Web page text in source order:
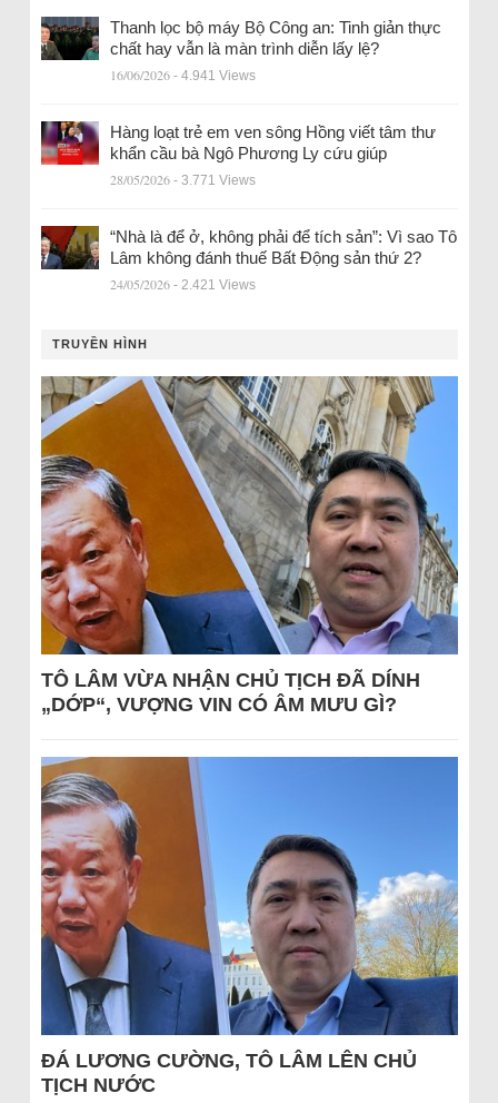
Thanh lọc bộ máy Bộ Công an: Tinh giản thực
chất hay vẫn là màn trình diễn lấy lệ?
16/06/2026 - 4.941 Views
Hàng loạt trẻ em ven sông Hồng viết tâm thư
khẩn cầu bà Ngô Phương Ly cứu giúp
28/05/2026 - 3.771 Views
“Nhà là để ở, không phải để tích sản”: Vì sao Tô
Lâm không đánh thuế Bất Động sản thứ 2?
24/05/2026 - 2.421 Views
TRUYỀN HÌNH
TÔ LÂM VỪA NHẬN CHỦ TỊCH ĐÃ DÍNH
„DỚP“, VƯỢNG VIN CÓ ÂM MƯU GÌ?
ĐÁ LƯƠNG CƯỜNG, TÔ LÂM LÊN CHỦ
TỊCH NƯỚC